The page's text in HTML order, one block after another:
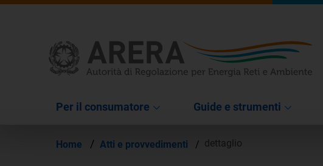
Per il consumatore Guide e strumenti
Home / Atti e provvedimenti / dettaglio